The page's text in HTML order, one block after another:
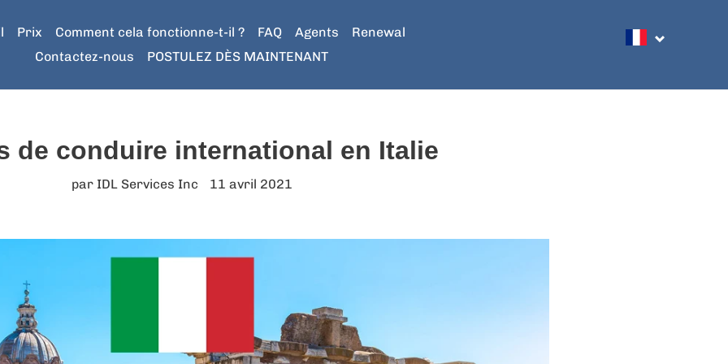
Prix Comment cela fonctionne-t-il ? FAQ Agents
Renewal
Contactez-nous
POSTULEZ DÈS MAINTENANT
de conduire international en Italie
par IDL Services Inc 11 avril 2021